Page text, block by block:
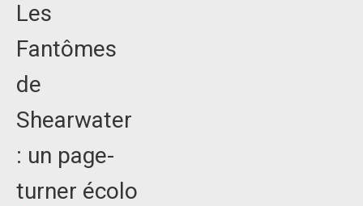
Les
Fantômes
de
Shearwater
: un page-
turner écolo